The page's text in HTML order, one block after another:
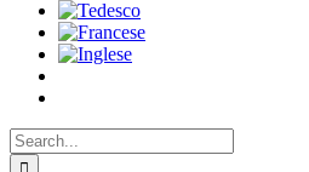
Search
for: